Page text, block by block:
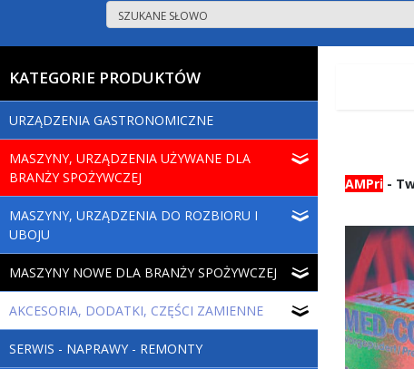
KATEGORIE PRODUKTÓW
URZĄDZENIA GASTRONOMICZNE
MASZYNY, URZĄDZENIA UŻYWANE DLA
BRANŻY SPOŻYWCZEJ
MASZYNY, URZĄDZENIA DO ROZBIORU I
UBOJU
MASZYNY NOWE DLA BRANŻY SPOŻYWCZEJ
AKCESORIA, DODATKI, CZĘŚCI ZAMIENNE
SERWIS - NAPRAWY - REMONTY
AMPri -